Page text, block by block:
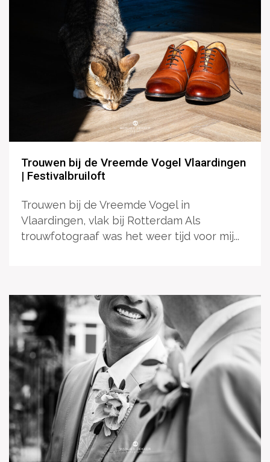
Trouwen bij de Vreemde Vogel Vlaardingen
| Festivalbruiloft
Trouwen bij de Vreemde Vogel in
Vlaardingen, vlak bij Rotterdam Als
trouwfotograaf was het weer tijd voor mij...